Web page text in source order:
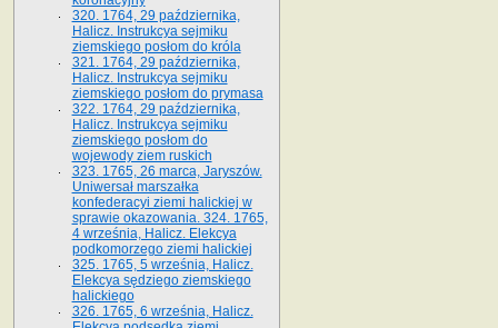
320. 1764, 29 października,
Halicz. Instrukcya sejmiku
ziemskiego posłom do króla
321. 1764, 29 października,
Halicz. Instrukcya sejmiku
ziemskiego posłom do prymasa
322. 1764, 29 października,
Halicz. Instrukcya sejmiku
ziemskiego posłom do
wojewody ziem ruskich
323. 1765, 26 marca, Jaryszów.
Uniwersał marszałka
konfederacyi ziemi halickiej w
sprawie okazowania. 324. 1765,
4 września, Halicz. Elekcya
podkomorzego ziemi halickiej
325. 1765, 5 września, Halicz.
Elekcya sędziego ziemskiego
halickiego
326. 1765, 6 września, Halicz.